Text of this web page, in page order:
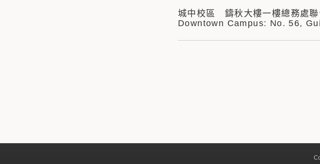
城中校區 鑄秋大樓一樓總務處聯
Downtown Campus: No. 56,